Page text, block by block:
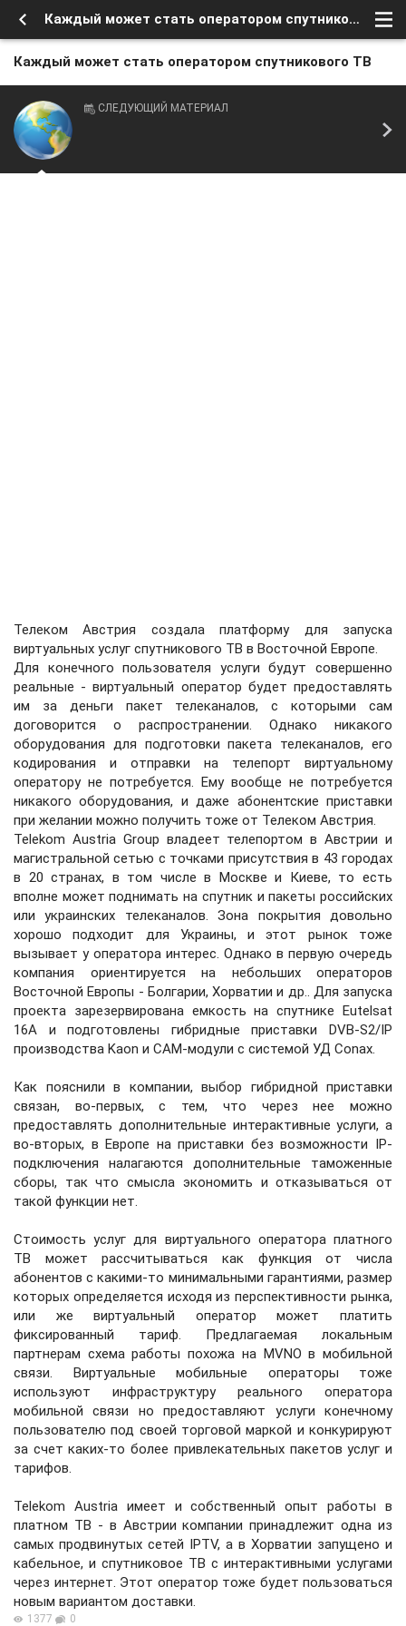
Каждый может стать оператором спутникового ТВ
Каждый может стать оператором спутникового ТВ
СЛЕДУЮЩИЙ МАТЕРИАЛ
Телеком Австрия создала платформу для запуска
виртуальных услуг спутникового ТВ в Восточной Европе.
Для конечного пользователя услуги будут совершенно
реальные - виртуальный оператор будет предоставлять
им за деньги пакет телеканалов, с которыми сам
договорится о распространении. Однако никакого
оборудования для подготовки пакета телеканалов, его
кодирования и отправки на телепорт виртуальному
оператору не потребуется. Ему вообще не потребуется
никакого оборудования, и даже абонентские приставки
при желании можно получить тоже от Телеком Австрия.
Telekom Austria Group владеет телепортом в Австрии и
магистральной сетью с точками присутствия в 43 городах
в 20 странах, в том числе в Москве и Киеве, то есть
вполне может поднимать на спутник и пакеты российских
или украинских телеканалов. Зона покрытия довольно
хорошо подходит для Украины, и этот рынок тоже
вызывает у оператора интерес. Однако в первую очередь
компания ориентируется на небольших операторов
Восточной Европы - Болгарии, Хорватии и др.. Для запуска
проекта зарезервирована емкость на спутнике Eutelsat
16A и подготовлены гибридные приставки DVB-S2/IP
производства Kaon и CAM-модули с системой УД Conax.
Как пояснили в компании, выбор гибридной приставки
связан, во-первых, с тем, что через нее можно
предоставлять дополнительные интерактивные услуги, а
во-вторых, в Европе на приставки без возможности IP-
подключения налагаются дополнительные таможенные
сборы, так что смысла экономить и отказываться от
такой функции нет.
Стоимость услуг для виртуального оператора платного
ТВ может рассчитываться как функция от числа
абонентов с какими-то минимальными гарантиями, размер
которых определяется исходя из перспективности рынка,
или же виртуальный оператор может платить
фиксированный тариф. Предлагаемая локальным
партнерам схема работы похожа на MVNO в мобильной
связи. Виртуальные мобильные операторы тоже
используют инфраструктуру реального оператора
мобильной связи но предоставляют услуги конечному
пользователю под своей торговой маркой и конкурируют
за счет каких-то более привлекательных пакетов услуг и
тарифов.
Telekom Austria имеет и собственный опыт работы в
платном ТВ - в Австрии компании принадлежит одна из
самых продвинутых сетей IPTV, а в Хорватии запущено и
кабельное, и спутниковое ТВ с интерактивными услугами
через интернет. Этот оператор тоже будет пользоваться
новым вариантом доставки.
1377 0